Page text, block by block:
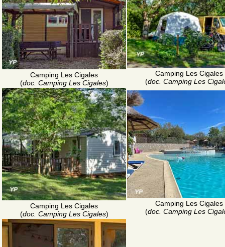
Camping Les Cigales
(doc. Camping Les Cigales)
Camping Les Cigales
(doc. Camping Les
Camping Les Cigales
(doc. Camping Les Cigales)
Camping Les Cigales
(doc. Camping Les